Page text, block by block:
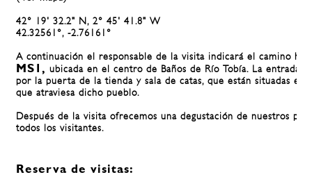
42° 19' 32.2" N, 2° 45' 41.8" W
42.32561°, -2.76161°
A continuación el responsable de la visita indicará el camino
MS1, ubicada en el centro de Baños de Río Tobía. La entrada
por la puerta de la tienda y sala de catas, que están situadas en
que atraviesa dicho pueblo.
Después de la visita ofrecemos una degustación de nuestros
todos los visitantes.
Reserva de visitas: